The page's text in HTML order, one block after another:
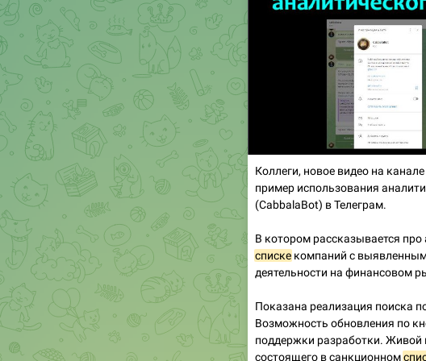
Коллеги, новое видео на
пример использования
(CabbalaBot) в Телеграм.
В котором рассказывается
списке компаний с
деятельности на финансовом
Показана реализация поиска
Возможность обновления по
поддержки разработки. Живой
состоящего в санкционном